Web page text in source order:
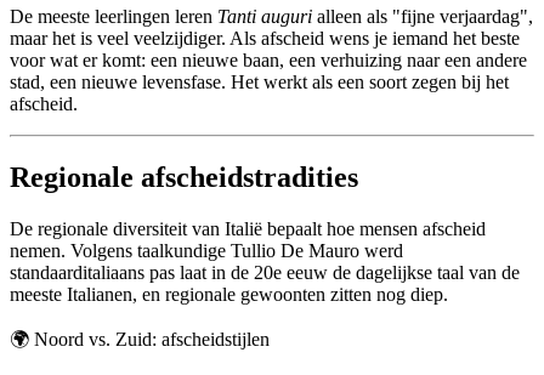
De meeste leerlingen leren Tanti auguri alleen als "fijne verjaardag",
maar het is veel veelzijdiger. Als afscheid wens je iemand het beste
voor wat er komt: een nieuwe baan, een verhuizing naar een andere
stad, een nieuwe levensfase. Het werkt als een soort zegen bij het
afscheid.
Regionale afscheidstradities
De regionale diversiteit van Italië bepaalt hoe mensen afscheid
nemen. Volgens taalkundige Tullio De Mauro werd
standaarditaliaans pas laat in de 20e eeuw de dagelijkse taal van de
meeste Italianen, en regionale gewoonten zitten nog diep.
🌍 Noord vs. Zuid: afscheidstijlen